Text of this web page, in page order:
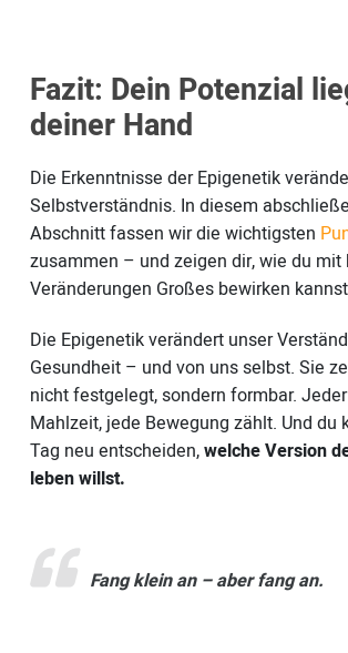
Fazit: Dein Potenzial
deiner Hand
Die Erkenntnisse der Epigenetik
Selbstverständnis. In diesem
Abschnitt fassen wir die wichtigsten
zusammen – und zeigen dir, wie du mit
Veränderungen Großes bewirken
Die Epigenetik verändert unser
Gesundheit – und von uns selbst. Sie
nicht festgelegt, sondern formbar.
Mahlzeit, jede Bewegung zählt. Und du
Tag neu entscheiden,welche Version
leben willst.
Fang klein an – aber fang an.